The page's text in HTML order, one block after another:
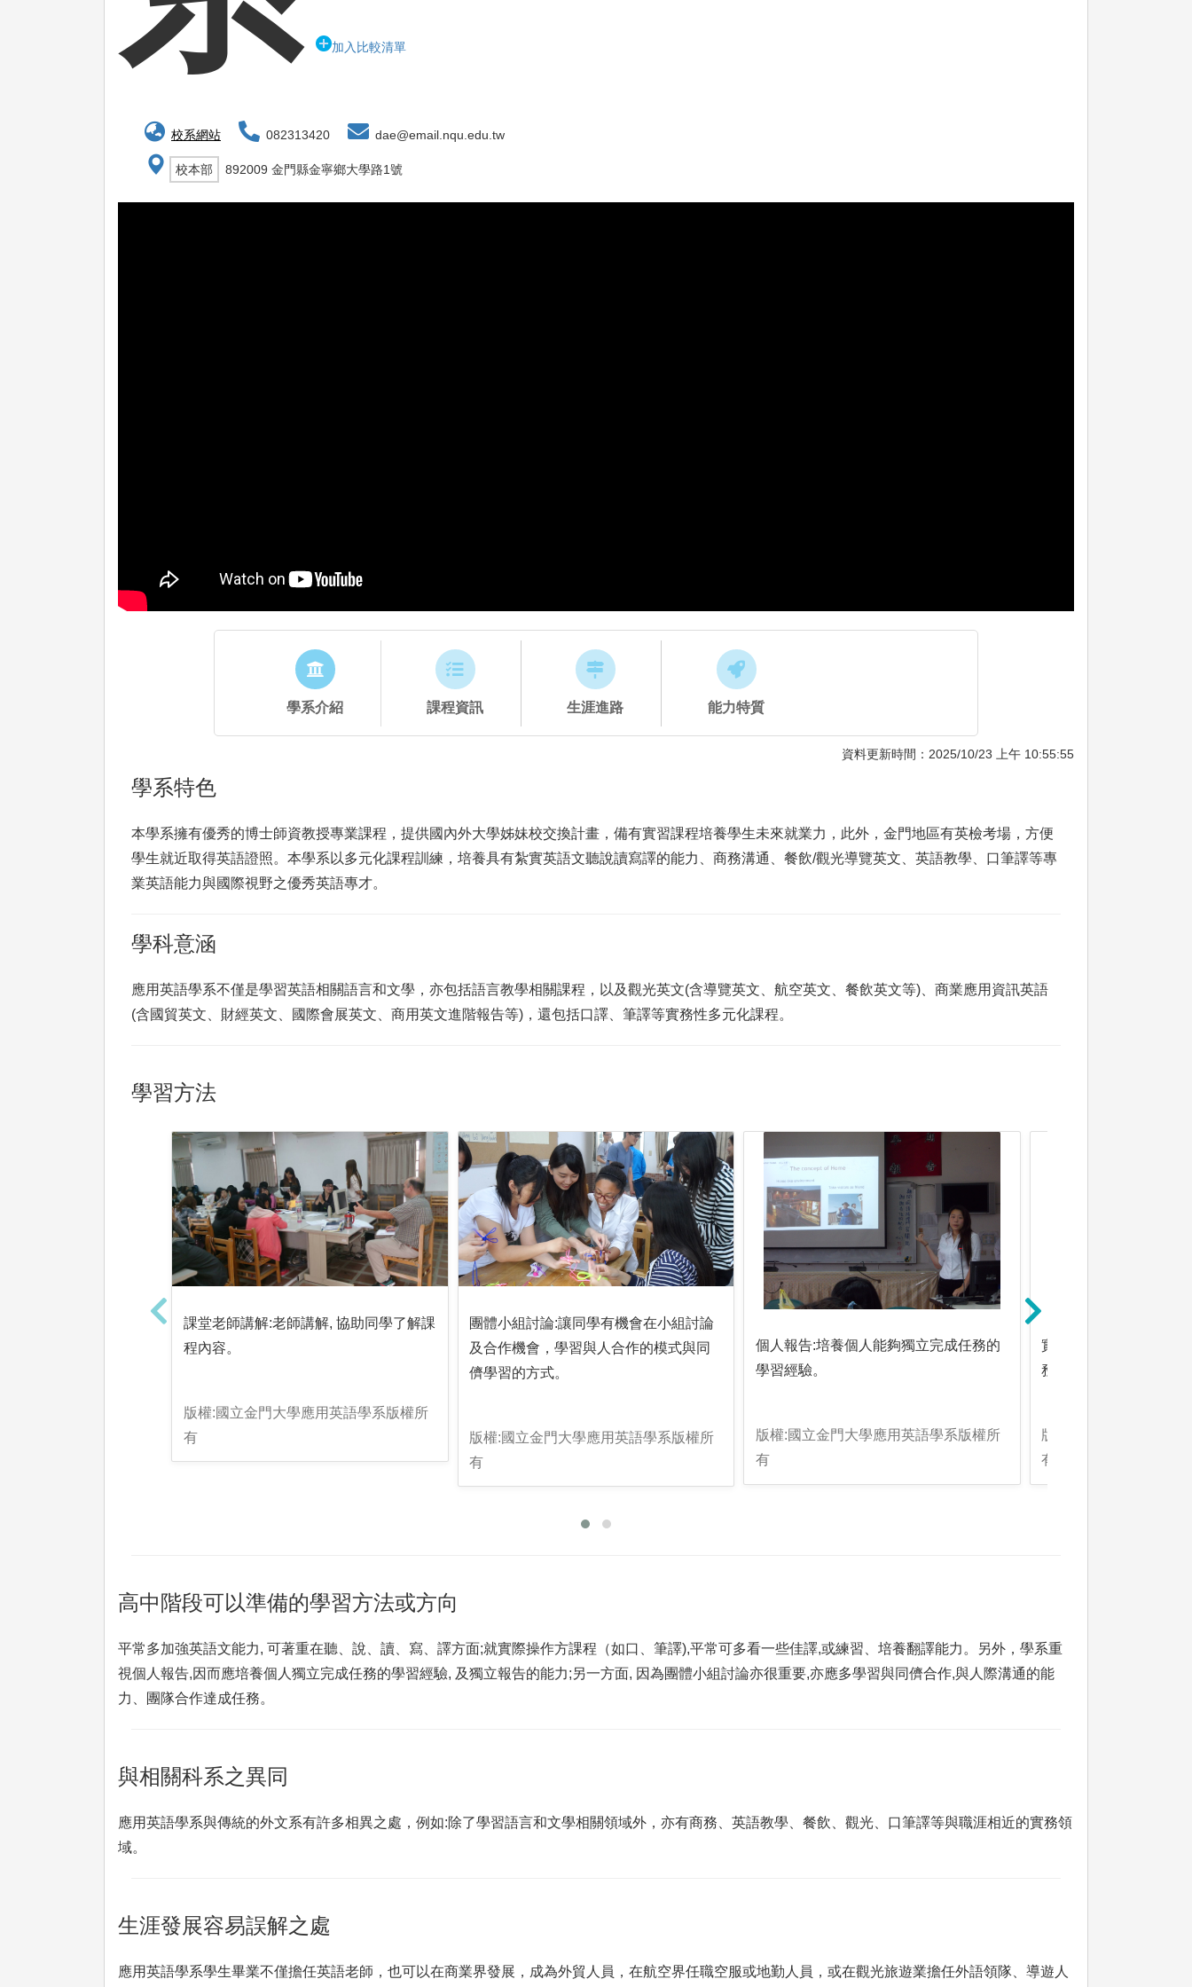
加入比較清單
校系網站 082313420 dae@email.nqu.edu.tw
校本部 892009 金門縣金寧鄉大學路1號
學系介紹 課程資訊 生涯進路 能力特質
資料更新時間：2025/10/23 上午 10:55:55
學系特色
本學系擁有優秀的博士師資教授專業課程，提供國內外大學姊妹校交換計畫，備有實習課程培養學生未來就業力，此外，金門地區有英檢考場，方便
學生就近取得英語證照。本學系以多元化課程訓練，培養具有紮實英語文聽說讀寫譯的能力、商務溝通、餐飲/觀光導覽英文、英語教學、口筆譯等專
業英語能力與國際視野之優秀英語專才。
學科意涵
應用英語學系不僅是學習英語相關語言和文學，亦包括語言教學相關課程，以及觀光英文(含導覽英文、航空英文、餐飲英文等)、商業應用資訊英語
(含國貿英文、財經英文、國際會展英文、商用英文進階報告等)，還包括口譯、筆譯等實務性多元化課程。
學習方法
課堂老師講解:老師講解, 協助同學了解課
程內容。
版權:國立金門大學應用英語學系版權所
有
團體小組討論:讓同學有機會在小組討論
及合作機會，學習與人合作的模式與同
儕學習的方式。
版權:國立金門大學應用英語學系版權所
有
個人報告:培養個人能夠獨立完成任務的
學習經驗。
版權:國立金門大學應用英語學系版權所
有
實務操作練習(如口、
務操作，讓同學體驗實
版權:國立金門大學應
有
高中階段可以準備的學習方法或方向
平常多加強英語文能力, 可著重在聽、說、讀、寫、譯方面;就實際操作方課程（如口、筆譯),平常可多看一些佳譯,或練習、培養翻譯能力。另外，學系重
視個人報告,因而應培養個人獨立完成任務的學習經驗, 及獨立報告的能力;另一方面, 因為團體小組討論亦很重要,亦應多學習與同儕合作,與人際溝通的能
力、團隊合作達成任務。
與相關科系之異同
應用英語學系與傳統的外文系有許多相異之處，例如:除了學習語言和文學相關領域外，亦有商務、英語教學、餐飲、觀光、口筆譯等與職涯相近的實務領
域。
生涯發展容易誤解之處
應用英語學系學生畢業不僅擔任英語老師，也可以在商業界發展，成為外貿人員，在航空界任職空服或地勤人員，或在觀光旅遊業擔任外語領隊、導遊人